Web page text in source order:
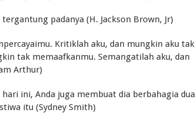
padanya (H. Jackson Brown, Jr)
Kritiklah aku, dan mungkin aku tak
tak memaafkanmu. Semangatilah aku, dan
Arthur)
ini, Anda juga membuat dia berbahagia dua
itu (Sydney Smith)